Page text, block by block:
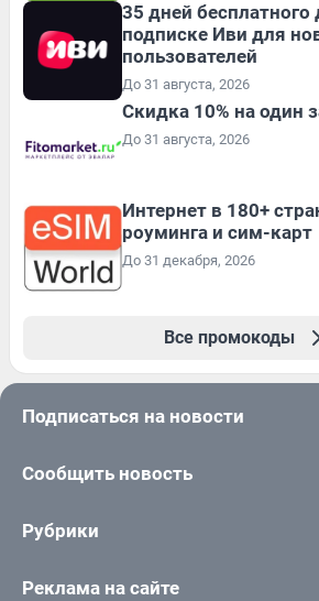
35 дней бесплатного
подписке Иви для
пользователей
До 31 августа, 2026
Скидка 10% на один
До 31 августа, 2026
Интернет в 180+
роуминга и сим-карт
До 31 декабря, 2026
Все промокоды
Подписаться на новости
Сообщить новость
Рубрики
Реклама на сайте